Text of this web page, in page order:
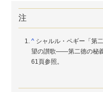
注
^ シャルル・ペギー「第
望の讃歌――第二徳の秘
61頁参照。